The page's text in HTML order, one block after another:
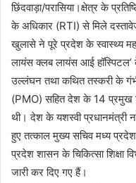
छिंदवाड़ा/परासिया।क्षेत्र के
के अधिकार (RTI) से मिले
खुलासे ने पूरे प्रदेश के स्वास्थ्य
लायंस क्लब लायंस आई
उल्लंघन तथा कथित तस्करी के
(PMO) सहित देश के 14 प्रमुख
थी। देश के यशस्वी प्रधानमंत्री
हुए तत्काल मुख्य सचिव मध्य
प्रदेश शासन के चिकित्सा शिक्षा
जारी कर दिए गए हैं।